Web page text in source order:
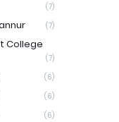
(7)
(7)
College
(7)
(6)
(6)
(6)